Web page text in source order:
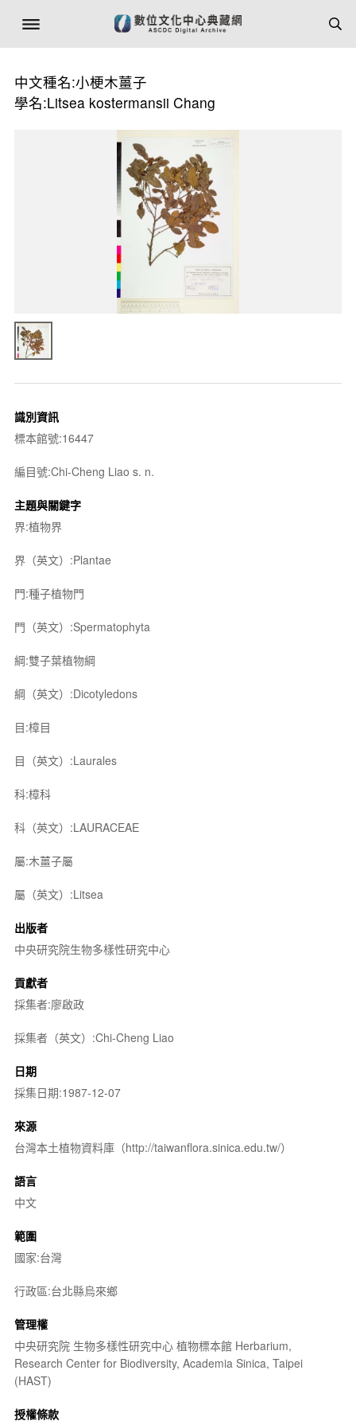
中文種名:小梗木薑子
學名:Litsea kostermansii Chang
識別資訊
標本館號:16447
編目號:Chi-Cheng Liao s. n.
主題與關鍵字
界:植物界
界（英文）:Plantae
門:種子植物門
門（英文）:Spermatophyta
綱:雙子葉植物綱
綱（英文）:Dicotyledons
目:樟目
目（英文）:Laurales
科:樟科
科（英文）:LAURACEAE
屬:木薑子屬
屬（英文）:Litsea
出版者
中央研究院生物多樣性研究中心
貢獻者
採集者:廖啟政
採集者（英文）:Chi-Cheng Liao
日期
採集日期:1987-12-07
來源
台灣本土植物資料庫（http://taiwanflora.sinica.edu.tw/）
語言
中文
範圍
國家:台灣
行政區:台北縣烏來鄉
管理權
中央研究院 生物多樣性研究中心 植物標本館 Herbarium,
Research Center for Biodiversity, Academia Sinica, Taipei
(HAST)
授權條款